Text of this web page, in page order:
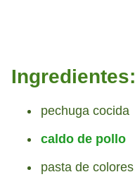
Ingredientes:
pechuga cocida
caldo de pollo
pasta de colores